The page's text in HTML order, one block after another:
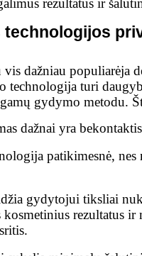
rezultatus ir
dažniau populiarėja
technologija turi
gydymo metodu.
dažnai yra
patikimesnė,
gydytojui tiksliai
kosmetinius rezultatus